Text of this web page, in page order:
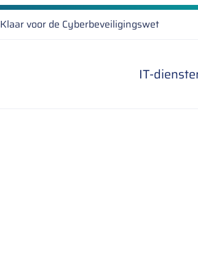
Klaar voor de Cyberbeveiligingswet
IT-